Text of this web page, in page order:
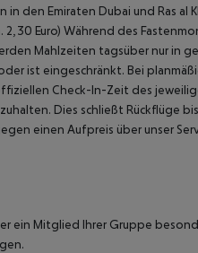
den Emiraten Dubai und Ras al
2,30 Euro) Während des
Mahlzeiten tagsüber nur in
ist eingeschränkt. Bei
Check-In-Zeit des
Dies schließt Rückflüge
einen Aufpreis über unser
ein Mitglied Ihrer Gruppe